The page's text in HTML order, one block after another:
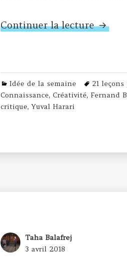
Continuer la lecture
Categories
Idée de la semaine Tags
21
Connaissance,Créativité,Fernand
critique,Yuval Harari
Author
Taha Balafrej
Posted
3 avril 2018